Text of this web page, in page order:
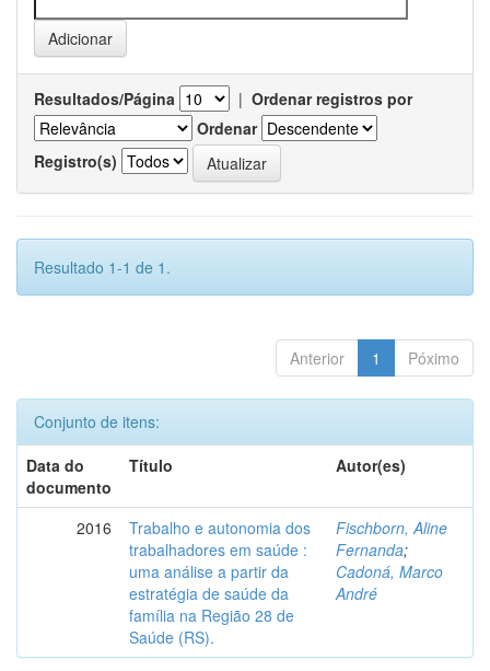
Resultados/Página | Ordenar registros por
Ordenar
Registro(s)
Resultado 1-1 de 1.
Anterior 1 Póximo
Conjunto de itens:
Data do
documento
Título Autor(es)
2016
Trabalho e autonomia dos
trabalhadores em saúde :
uma análise a partir da
estratégia de saúde da
família na Região 28 de
Saúde (RS).
Fischborn, Aline
Fernanda;
Cadoná, Marco
André